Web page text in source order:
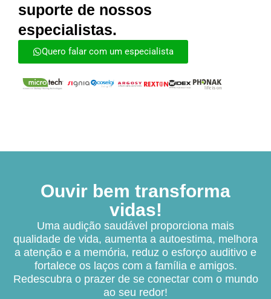
suporte de nossos
especialistas.
Quero falar com um especialista
Ouvir bem transforma
vidas!
Uma audição saudável proporciona mais
qualidade de vida, aumenta a autoestima, melhora
a atenção e a memória, reduz o esforço auditivo e
fortalece os laços com a família e amigos.
Redescubra o prazer de se conectar com o mundo
ao seu redor!